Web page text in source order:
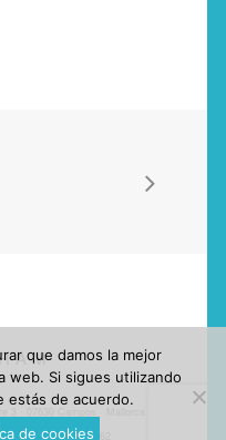
3 · 07630 Campos · Mallorca
+34 633 666 062
que damos la mejor
web. Si sigues utilizando
estás de acuerdo.
de cookies